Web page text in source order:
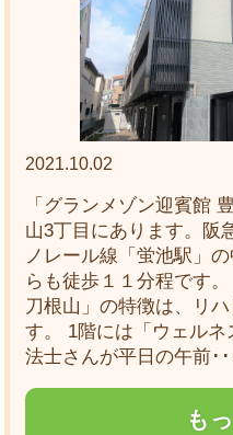
2021.10.02
「グランメゾン迎賓館
山3丁目にあります。阪
ノレール線「蛍池駅」
らも徒歩１１分程です
刀根山」の特徴は、リ
す。 1階には「ウェル
法士さんが平日の午前･･
も